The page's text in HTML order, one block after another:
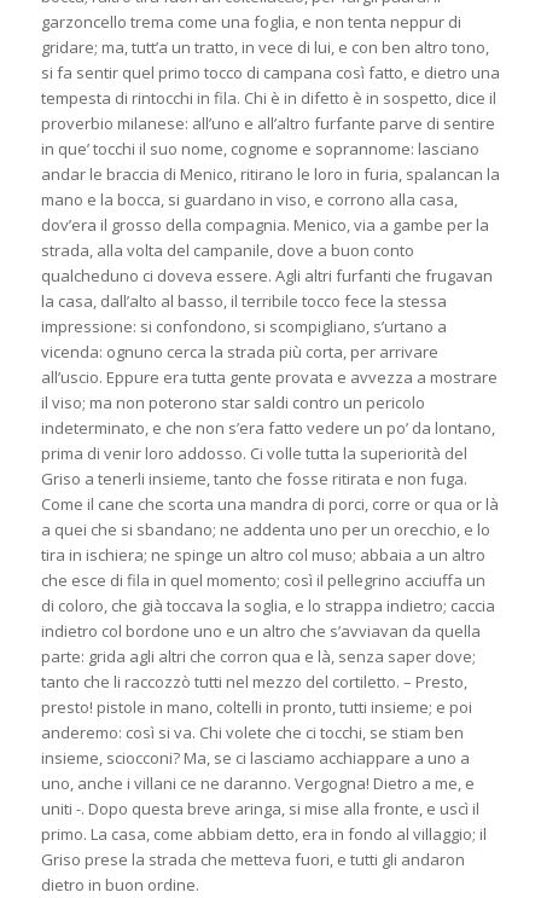
garzoncello trema come una foglia, e non tenta neppur di
gridare; ma, tutt’a un tratto, in vece di lui, e con ben altro tono,
si fa sentir quel primo tocco di campana così fatto, e dietro una
tempesta di rintocchi in fila. Chi è in difetto è in sospetto, dice il
proverbio milanese: all’uno e all’altro furfante parve di sentire
in que’ tocchi il suo nome, cognome e soprannome: lasciano
andar le braccia di Menico, ritirano le loro in furia, spalancan la
mano e la bocca, si guardano in viso, e corrono alla casa,
dov’era il grosso della compagnia. Menico, via a gambe per la
strada, alla volta del campanile, dove a buon conto
qualcheduno ci doveva essere. Agli altri furfanti che frugavan
la casa, dall’alto al basso, il terribile tocco fece la stessa
impressione: si confondono, si scompigliano, s’urtano a
vicenda: ognuno cerca la strada più corta, per arrivare
all’uscio. Eppure era tutta gente provata e avvezza a mostrare
il viso; ma non poterono star saldi contro un pericolo
indeterminato, e che non s’era fatto vedere un po’ da lontano,
prima di venir loro addosso. Ci volle tutta la superiorità del
Griso a tenerli insieme, tanto che fosse ritirata e non fuga.
Come il cane che scorta una mandra di porci, corre or qua or là
a quei che si sbandano; ne addenta uno per un orecchio, e lo
tira in ischiera; ne spinge un altro col muso; abbaia a un altro
che esce di fila in quel momento; così il pellegrino acciuffa un
di coloro, che già toccava la soglia, e lo strappa indietro; caccia
indietro col bordone uno e un altro che s’avviavan da quella
parte: grida agli altri che corron qua e là, senza saper dove;
tanto che li raccozzò tutti nel mezzo del cortiletto. – Presto,
presto! pistole in mano, coltelli in pronto, tutti insieme; e poi
anderemo: così si va. Chi volete che ci tocchi, se stiam ben
insieme, sciocconi? Ma, se ci lasciamo acchiappare a uno a
uno, anche i villani ce ne daranno. Vergogna! Dietro a me, e
uniti -. Dopo questa breve aringa, si mise alla fronte, e uscì il
primo. La casa, come abbiam detto, era in fondo al villaggio; il
Griso prese la strada che metteva fuori, e tutti gli andaron
dietro in buon ordine.